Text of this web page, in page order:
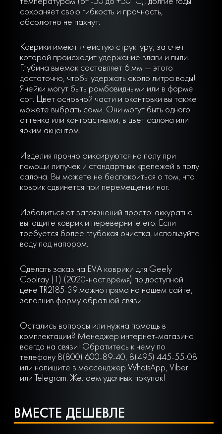
сохраняет свою гибкость и прочность,
абсолютно не пахнут.
Коврики имеют ячеистую структуру, за счет
которой происходит удержание влаги и пыли.
Глубина выемок составляет 6 мм — этого
достаточно, чтобы удержать около литра воды!
Ячейки могут быть ромбовидными или в форме
сот. Цвет основной части и окантовки вы также
можете выбрать сами. Они могут быть одного
оттенка или контрастными, в цвет салона или
ярким акцентом.
Изделия прочно фиксируются на полу при
помощи липучек и стандартных крепежей в полу
салона. Вы можете не беспокоиться о том, что
коврик сдвинется при перемещении ног.
Избавиться от загрязнений просто: аккуратно
вытащите коврик и переверните его. Если
требуется более глубокая очистка, используйте
воду под напором.
Сделать заказ на EVA коврики для Geely
Coolray (1) (2020-наст.время) по доступной
цене TR2185-39 можно прямо на нашем сайте,
заполнив форму обратной связи.
Остались вопросы или нужна помощь в
комплектации? Менеджер интернет-магазина
всегда на связи! Обратитесь к нему по
телефону 8(800) 600-89-40, 8(495) 445-55-08
или напишите в мессенджер WhatsApp, Viber
или Telegram. Желаем удачных покупок!
ВМЕСТЕ ДЕШЕВЛЕ